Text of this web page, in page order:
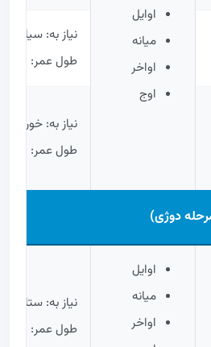
اوایل
میانه
اواخر
اوج
نیاز به: سیاره
طول عمر: 100,000 سال
نیاز به: خورشید
طول عمر: 1,000,000 سال
اوایل
میانه
اواخر
نیاز به: ستاره
طول عمر: 10,000,000 سال